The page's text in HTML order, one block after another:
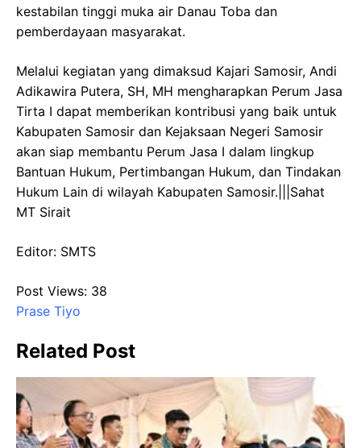
kestabilan tinggi muka air Danau Toba dan
pemberdayaan masyarakat.
Melalui kegiatan yang dimaksud Kajari Samosir, Andi
Adikawira Putera, SH, MH mengharapkan Perum Jasa
Tirta I dapat memberikan kontribusi yang baik untuk
Kabupaten Samosir dan Kejaksaan Negeri Samosir
akan siap membantu Perum Jasa I dalam lingkup
Bantuan Hukum, Pertimbangan Hukum, dan Tindakan
Hukum Lain di wilayah Kabupaten Samosir.|||Sahat
MT Sirait
Editor: SMTS
Post Views: 38
Prase Tiyo
Related Post